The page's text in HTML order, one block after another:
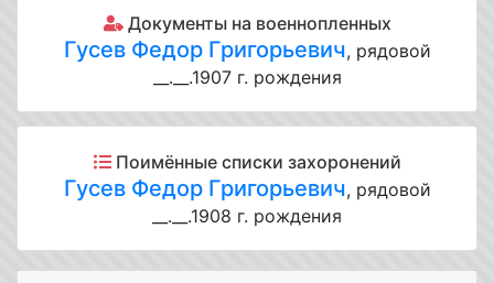
Документы на военнопленных
Гусев Федор Григорьевич, рядовой
__.__.1907 г. рождения
Поимённые списки захоронений
Гусев Федор Григорьевич, рядовой
__.__.1908 г. рождения